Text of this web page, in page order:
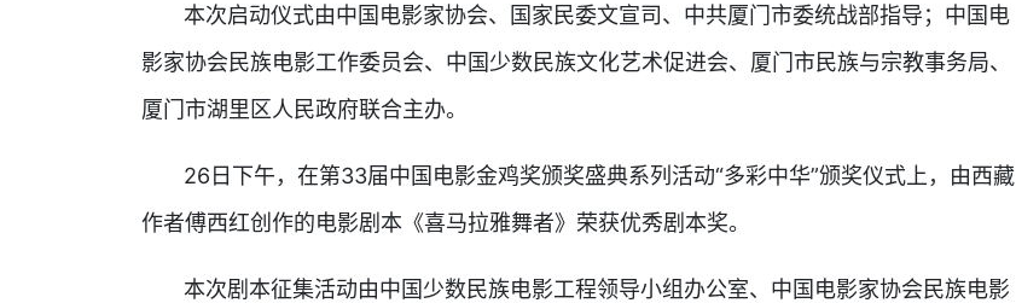
本次启动仪式由中国电影家协会、国家民委文宣司、中共厦门市委统战部指导；中国电
影家协会民族电影工作委员会、中国少数民族文化艺术促进会、厦门市民族与宗教事务局、
厦门市湖里区人民政府联合主办。
26日下午，在第33届中国电影金鸡奖颁奖盛典系列活动“多彩中华”颁奖仪式上，由西藏
作者傅西红创作的电影剧本《喜马拉雅舞者》荣获优秀剧本奖。
本次剧本征集活动由中国少数民族电影工程领导小组办公室、中国电影家协会民族电影